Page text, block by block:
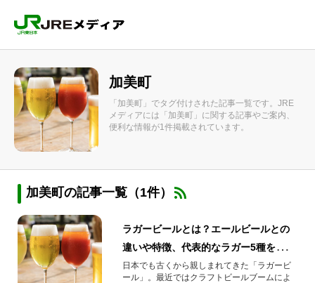
加美町
「加美町」でタグ付けされた記事一覧です。JRE
メディアには「加美町」に関する記事やご案内、
便利な情報が1件掲載されています。
加美町の記事一覧（1件）
ラガービールとは？エールビールとの
違いや特徴、代表的なラガー5種を解説
します！
日本でも古くから親しまれてきた「ラガービ
ール」。最近ではクラフトビールブームによ